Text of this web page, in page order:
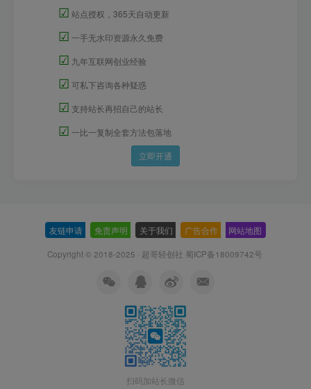
☑ 站点授权，365天自动更新
☑ 一手无水印资源永久免费
☑ 九年互联网创业经验
☑ 可私下咨询各种疑惑
☑ 支持站长再招自己的站长
☑ 一比一复制全套方法包落地
立即开通
友链申请 免责声明 关于我们 广告合作 网站地图
Copyright © 2018-2025 · 超哥轻创社 蜀ICP备18009742号
扫码加站长微信